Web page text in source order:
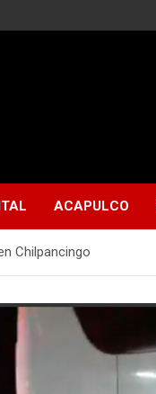
ACAPULCO
Chilpancingo